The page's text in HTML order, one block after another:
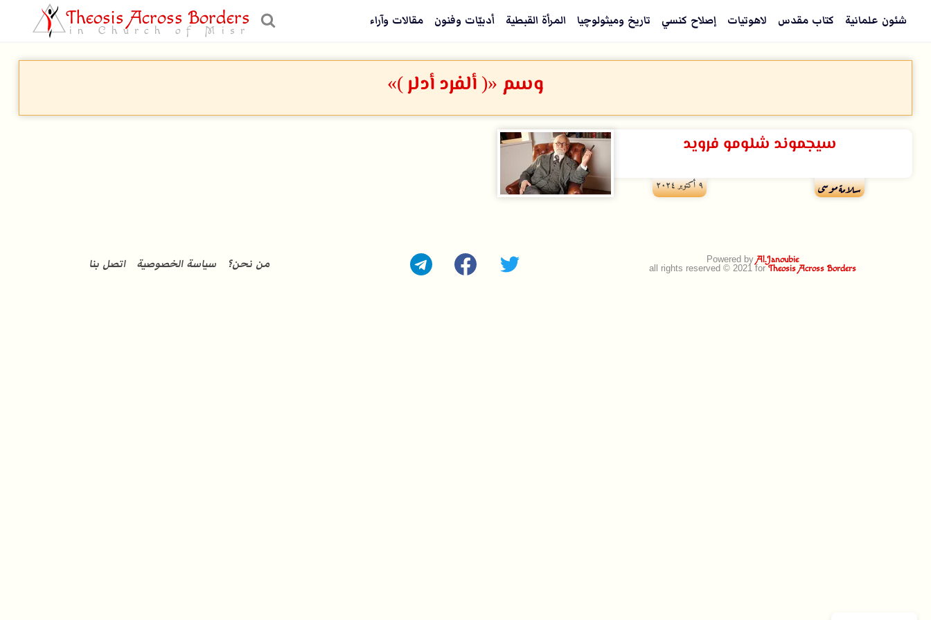
شئون علمانية كتاب مقدس لاهوتيات إصلاح كنسي تاريخ وميثولوچيا المرأة القبطية أدبيّات وفنون مقالات وآراء Theosis Across Borders
in Church of Misr
وسم «( ألفرد أدلر )»
سيجموند شلومو فرويد
سلامة موسى ۹ أكتوبر ۲۰۲٤
Powered byAl.Janoubie
all rights reserved © 2021 forTheosis Across Borders من نحن؟ سياسة الخصوصية اتصل بنا